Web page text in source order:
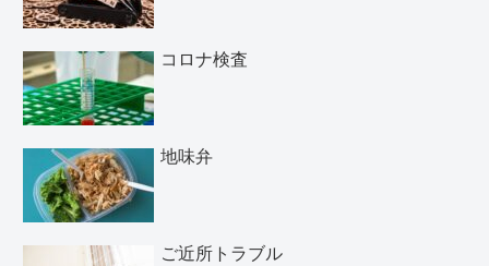
コロナ検査
地味弁
ご近所トラブル